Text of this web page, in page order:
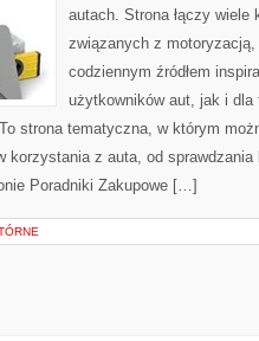
autach. Strona łączy wiele
związanych z
codziennym źródłem
użytkowników aut, jak i
strona tematyczna, w którym
korzystania z auta, od
Poradniki Zakupowe […]